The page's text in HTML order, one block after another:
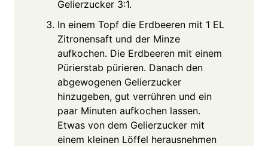
Gelierzucker 3:1.
In einem Topf die Erdbeeren mit 1 EL
Zitronensaft und der Minze
aufkochen. Die Erdbeeren mit einem
Pürierstab pürieren. Danach den
abgewogenen Gelierzucker
hinzugeben, gut verrühren und ein
paar Minuten aufkochen lassen.
Etwas von dem Gelierzucker mit
einem kleinen Löffel herausnehmen